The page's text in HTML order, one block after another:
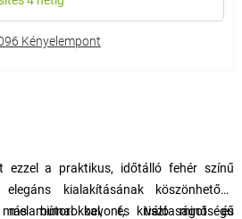
Kényelempont
ezzel a praktikus, időtálló fehér színű
kialakításának köszönhetően
más bútorokkal, és tisztaságot és
bevont, kiváló minőségű